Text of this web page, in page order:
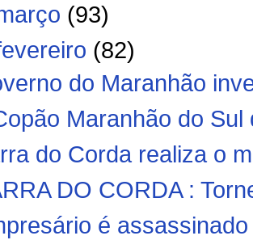
(93)
(82)
do Maranhão
Maranhão do
do Corda realiza o
DO CORDA :
é